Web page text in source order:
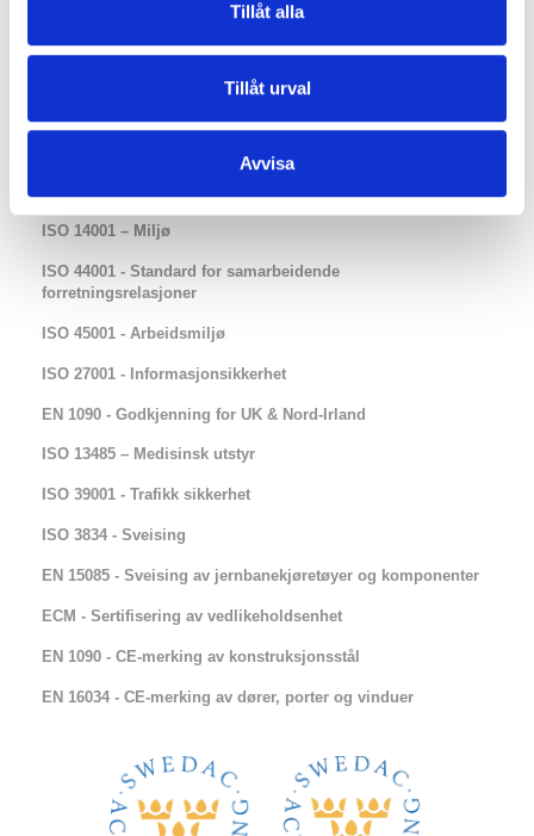
Tillåt alla
Tillåt urval
Avvisa
Personvernerklæring
ISO 14001 – Miljø
ISO 44001 - Standard for samarbeidende
forretningsrelasjoner
ISO 45001 - Arbeidsmiljø
ISO 27001 - Informasjonsikkerhet
EN 1090 - Godkjenning for UK & Nord-Irland
ISO 13485 – Medisinsk utstyr
ISO 39001 - Trafikk sikkerhet
ISO 3834 - Sveising
EN 15085 - Sveising av jernbanekjøretøyer og komponenter
ECM - Sertifisering av vedlikeholdsenhet
EN 1090 - CE-merking av konstruksjonsstål
EN 16034 - CE-merking av dører, porter og vinduer